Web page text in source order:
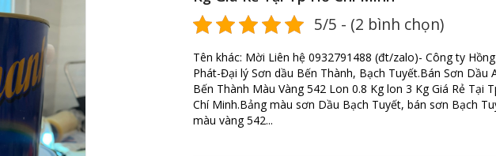
5/5 - (2 bình chọn)
Tên khác: Mời Liên hệ 0932791488 (đt/zalo)- Công ty
Phát-Đại lý Sơn dầu Bến Thành, Bạch Tuyết.Bán Sơn Dầu
Bến Thành Màu Vàng 542 Lon 0.8 Kg lon 3 Kg Giá Rẻ Tại
Chí Minh.Bảng màu sơn Dầu Bạch Tuyết, bán sơn Bạch
màu vàng 542...